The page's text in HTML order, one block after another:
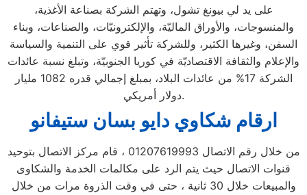
على يد لي بيونغ تشول، وتهتم الشركة بصناعة الأغذية،
والمنسوجات، والأوراق الماليّة، والإلكترونيّات، والصناعات، وبناء
السفن، وغيرها الكثير، وللشركة تأثير قوي على التنمية والسياسة
والإعلام والثقافة الاقتصاديّة في كوريا الجنوبيّة، وتبلغ نسبة عائدات
الشركة 17% من عائدات البلاد، بمبلغ إجمالي قدره 1082 مليار
دولار أمريكي.
ارقام شكاوي دايو بسان ستيفانو
من خلال رقم الاتصال 01207619993 ، قام مركز الاتصال بتوحيد
قنوات الاتصال حيث يتم الرد على مكالمات الخدمة والشكاوى
والمبيعات خلال 30 ثانية ، حتى في وقت الذروة مرات من خلال